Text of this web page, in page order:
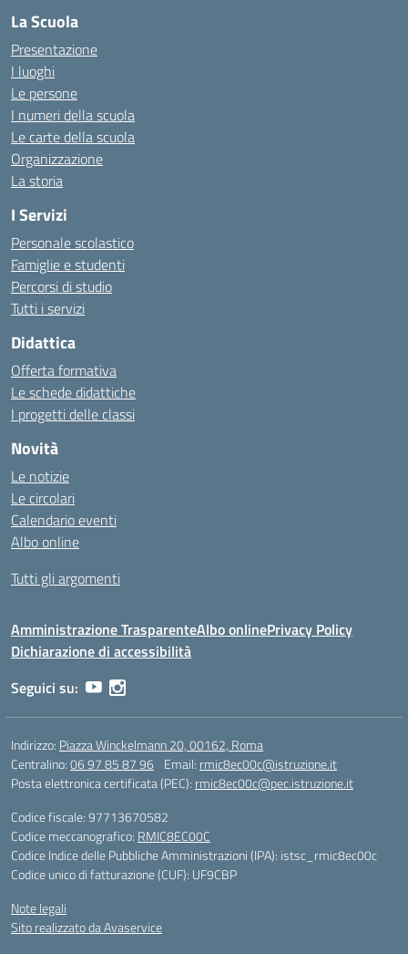
La Scuola
Presentazione
I luoghi
Le persone
I numeri della scuola
Le carte della scuola
Organizzazione
La storia
I Servizi
Personale scolastico
Famiglie e studenti
Percorsi di studio
Tutti i servizi
Didattica
Offerta formativa
Le schede didattiche
I progetti delle classi
Novità
Le notizie
Le circolari
Calendario eventi
Albo online
Tutti gli argomenti
Amministrazione TrasparenteAlbo onlinePrivacy Policy
Dichiarazione di accessibilità
Seguici su:
Indirizzo: Piazza Winckelmann 20, 00162, Roma
Centralino:06 97 85 87 96 Email: rmic8ec00c@istruzione.it
Posta elettronica certificata (PEC): rmic8ec00c@pec.istruzione.it
Codice fiscale: 97713670582
Codice meccanografico: RMIC8EC00C
Codice Indice delle Pubbliche Amministrazioni (IPA): istsc_rmic8ec00c
Codice unico di fatturazione (CUF): UF9CBP
Note legali
Sito realizzato da Avaservice